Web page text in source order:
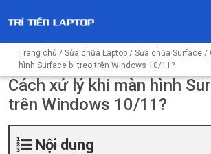
Trang chủ / Sửa chữa Laptop / Sửa chữa Surface /
hình Surface bị treo trên Windows 10/11?
Cách xử lý khi màn hình
trên Windows 10/11?
Nội dung